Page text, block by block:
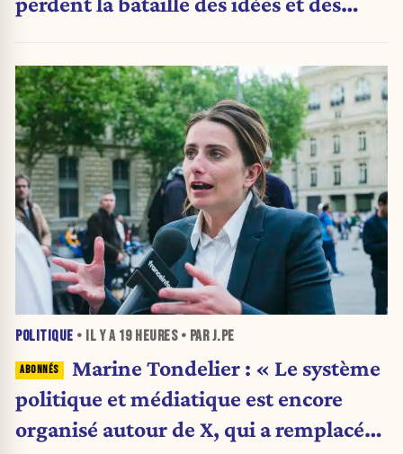
POLITIQUE • IL Y A 19 HEURES• PAR J.PE
Marine Tondelier : « Le système
politique et médiatique est encore
organisé autour de X, qui a remplacé